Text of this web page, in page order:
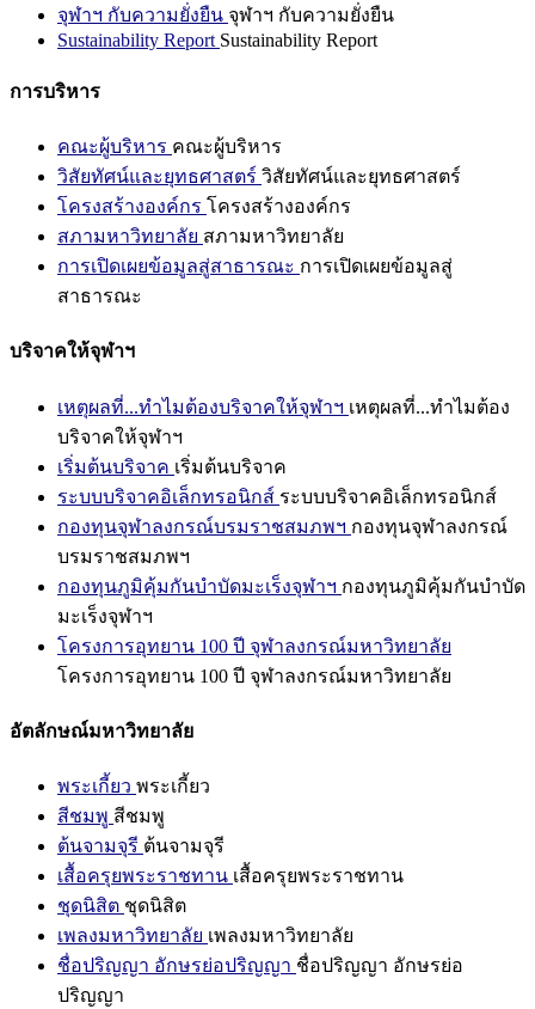
จุฬาฯ กับความยั่งยืน จุฬาฯ กับความยั่งยืน
Sustainability Report Sustainability Report
การบริหาร
คณะผู้บริหาร คณะผู้บริหาร
วิสัยทัศน์และยุทธศาสตร์ วิสัยทัศน์และยุทธศาสตร์
โครงสร้างองค์กร โครงสร้างองค์กร
สภามหาวิทยาลัย สภามหาวิทยาลัย
การเปิดเผยข้อมูลสู่สาธารณะ การเปิดเผยข้อมูลสู่
สาธารณะ
บริจาคให้จุฬาฯ
เหตุผลที่...ทำไมต้องบริจาคให้จุฬาฯ เหตุผลที่...ทำไมต้อง
บริจาคให้จุฬาฯ
เริ่มต้นบริจาค เริ่มต้นบริจาค
ระบบบริจาคอิเล็กทรอนิกส์ ระบบบริจาคอิเล็กทรอนิกส์
กองทุนจุฬาลงกรณ์บรมราชสมภพฯ กองทุนจุฬาลงกรณ์
บรมราชสมภพฯ
กองทุนภูมิคุ้มกันบำบัดมะเร็งจุฬาฯ กองทุนภูมิคุ้มกันบำบัด
มะเร็งจุฬาฯ
โครงการอุทยาน 100 ปี จุฬาลงกรณ์มหาวิทยาลัย
โครงการอุทยาน 100 ปี จุฬาลงกรณ์มหาวิทยาลัย
อัตลักษณ์มหาวิทยาลัย
พระเกี้ยว พระเกี้ยว
สีชมพู สีชมพู
ต้นจามจุรี ต้นจามจุรี
เสื้อครุยพระราชทาน เสื้อครุยพระราชทาน
ชุดนิสิต ชุดนิสิต
เพลงมหาวิทยาลัย เพลงมหาวิทยาลัย
ชื่อปริญญา อักษรย่อปริญญา ชื่อปริญญา อักษรย่อ
ปริญญา